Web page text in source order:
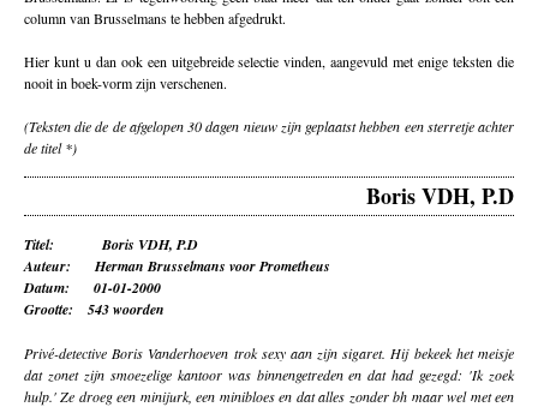
column van Brusselmans te hebben afgedrukt.
Hier kunt u dan ook een uitgebreide selectie vinden, aangevuld met enige teksten die
nooit in boek-vorm zijn verschenen.
(Teksten die de de afgelopen 30 dagen nieuw zijn geplaatst hebben een sterretje achter
de titel *)
Boris VDH, P.D
Titel: Boris VDH, P.D
Auteur: Herman Brusselmans voor Prometheus
Datum: 01-01-2000
Grootte: 543 woorden
Privé-detective Boris Vanderhoeven trok sexy aan zijn sigaret. Hij bekeek het meisje
dat zonet zijn smoezelige kantoor was binnengetreden en dat had gezegd: 'Ik zoek
hulp.' Ze droeg een minijurk, een minibloes en dat alles zonder bh maar wel met een